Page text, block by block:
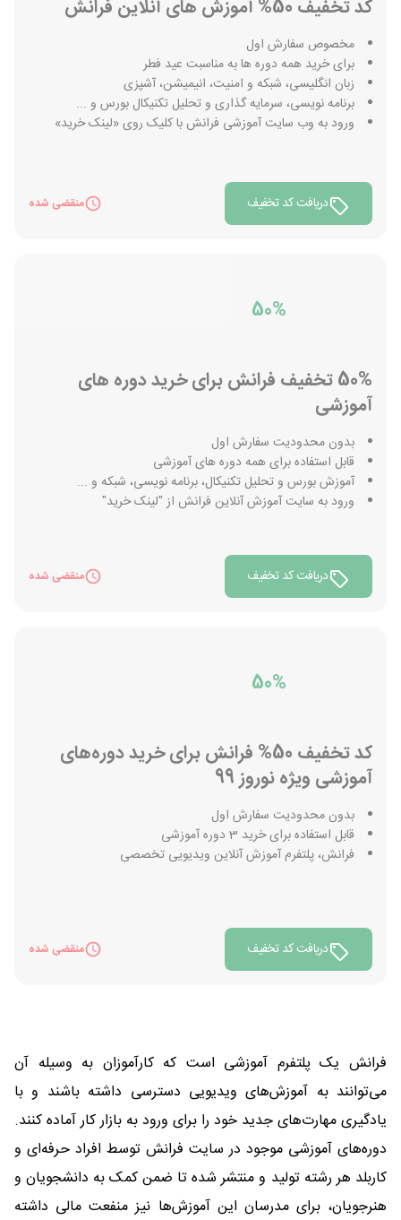
کد تخفیف 50% آموزش های آنلاین فرانش
مخصوص سفارش اول
برای خرید همه دوره ها به مناسبت عید فطر
زبان انگلیسی، شبکه و امنیت، انیمیشن، آشپزی
برنامه نویسی، سرمایه گذاری و تحلیل تکنیکال بورس و ...
ورود به وب سایت آموزشی فرانش با کلیک روی «لینک خرید»
دریافت کد تخفیف منقضی شده
50%
50% تخفیف فرانش برای خرید دوره های
آموزشی
بدون محدودیت سفارش اول
قابل استفاده برای همه دوره های آموزشی
آموزش بورس و تحلیل تکنیکال، برنامه نویسی، شبکه و ...
ورود به سایت آموزش آنلاین فرانش از "لینک خرید"
دریافت کد تخفیف منقضی شده
50%
کد تخفیف 50% فرانش برای خرید دوره‌های
آموزشی ویژه نوروز 99
بدون محدودیت سفارش اول
قابل استفاده برای خرید 3 دوره آموزشی
فرانش، پلتفرم آموزش آنلاین ویدیویی تخصصی
دریافت کد تخفیف منقضی شده
فرانش یک پلتفرم آموزشی است که کارآموزان به وسیله آن
می‌توانند به آموزش‌های ویدیویی دسترسی داشته باشند و با
یادگیری مهارت‌های جدید خود را برای ورود به بازار کار آماده کنند.
دوره‌های آموزشی موجود در سایت فرانش توسط افراد حرفه‌ای و
کاربلد هر رشته تولید و منتشر شده تا ضمن کمک به دانشجویان و
هنرجویان، برای مدرسان این آموزش‌ها نیز منفعت مالی داشته